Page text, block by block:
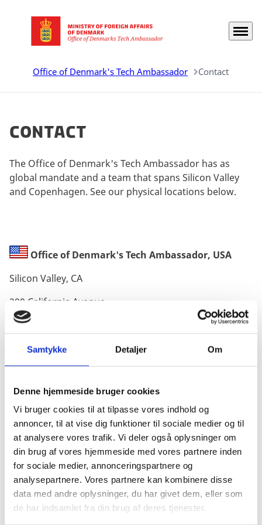
Samtykke Detaljer Om
Denne hjemmeside bruger cookies
Vi bruger cookies til at tilpasse vores indhold og
annoncer, til at vise dig funktioner til sociale medier og til
at analysere vores trafik. Vi deler også oplysninger om
din brug af vores hjemmeside med vores partnere inden
for sociale medier, annonceringspartnere og
analysepartnere. Vores partnere kan kombinere disse
data med andre oplysninger, du har givet dem, eller som
de har indsamlet fra din brug af deres tjenester.
Go to frontpage Menu
Office of Denmark's Tech Ambassador Contact
Contact
The Office of Denmark's Tech Ambassador has as
global mandate and a team that spans Silicon Valley
and Copenhagen. See our physical locations below.
Office of Denmark's Tech Ambassador, USA
Silicon Valley, CA
299 California Avenue
Palo Alto, CA 94306, USA
Email:
techamb@um.dk
http://techamb.um.dk
Office of Denmark's Tech Ambassador,
Denmark
MINISTRY OF FOREIGN AFFAIRS OF DENMARK
Asiatisk Plads 2